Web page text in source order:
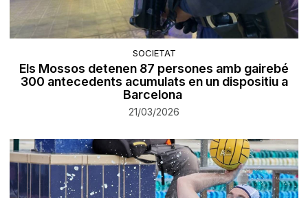
SOCIETAT
Els Mossos detenen 87 persones amb gairebé
300 antecedents acumulats en un dispositiu a
Barcelona
21/03/2026